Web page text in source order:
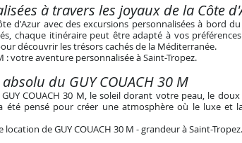
à travers les joyaux de la Côte
d'Azur avec des excursions personnalisées à bord du
chaque itinéraire peut être adapté à vos
découvrir les trésors cachés de la Méditerranée.
: votre aventure personnalisée à Saint-Tropez.
du GUY COUACH 30 M
COUACH 30 M, le soleil dorant votre peau, le
été pensé pour créer une atmosphère où le luxe et
de GUY COUACH 30 M - grandeur à Saint-Tropez.